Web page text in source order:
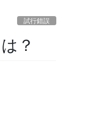
試行錯誤
？